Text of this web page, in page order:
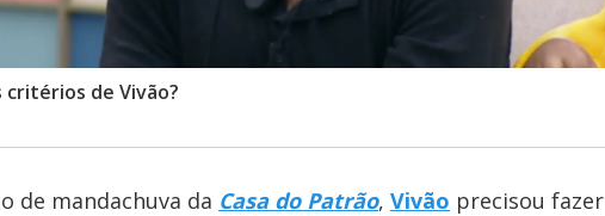
critérios de Vivão?
de mandachuva da Casa do Patrão, Vivão precisou